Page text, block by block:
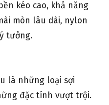
kéo cao, khả năng
mòn lâu dài, nylon
tưởng.
là những loại sợi
đặc tính vượt trội.